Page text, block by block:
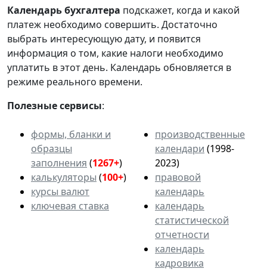
Календарьбухгалтера подскажет, когда и какой
платеж необходимо совершить. Достаточно
выбрать интересующую дату, и появится
информация о том, какие налоги необходимо
уплатить в этот день. Календарь обновляется в
режиме реального времени.
Полезные сервисы:
формы, бланки и
образцы
заполнения (1267+)
калькуляторы (100+)
курсы валют
ключевая ставка
производственные
календари (1998-
2023)
правовой
календарь
календарь
статистической
отчетности
календарь
кадровика